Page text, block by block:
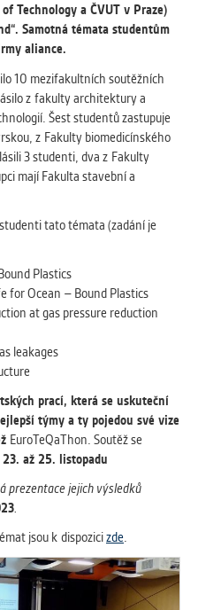
obsahu podle
jde o
které nám
zařadit.
cookies byly
Technology a ČVUT v Praze)
Samotná témata studentům
aliance.
10 mezifakultních soutěžních
z fakulty architektury a
Šest studentů zastupuje
z Fakulty biomedicínského
3 studenti, dva z Fakulty
mají Fakulta stavební a
tato témata (zadání je
Plastics
for Ocean – Bound Plastics
at gas pressure reduction
leakages
prací, která se uskuteční
týmy a ty pojedou své vize
EuroTeQaThon. Soutěž se
23. až 25. listopadu
prezentace jejich výsledků
.
jsou k dispozicizde.